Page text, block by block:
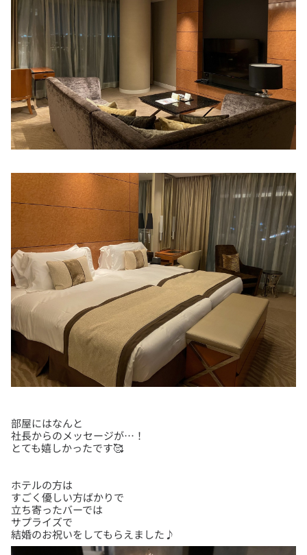
部屋にはなんと
社長からのメッセージが…！
ホテルの方は
すごく優しい方ばかりで
立ち寄ったバーでは
サプライズで